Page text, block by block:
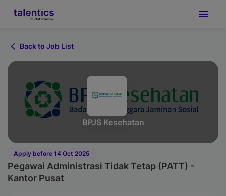
Back to Job List
BPJS Kesehatan
Apply before 14 Oct 2025
Pegawai Administrasi Tidak Tetap (PATT) -
Kantor Pusat